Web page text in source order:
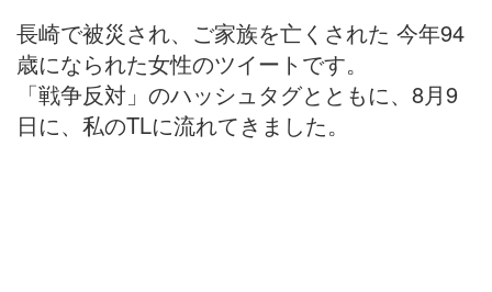
長崎で被災され、ご家族を亡くされた 今年94
歳になられた女性のツイートです。
「戦争反対」のハッシュタグとともに、8月9
日に、私のTLに流れてきました。